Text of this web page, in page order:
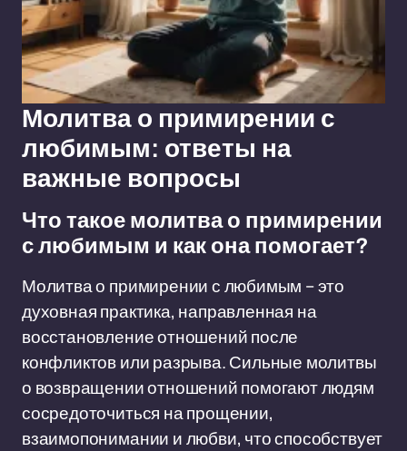
Молитва о примирении с
любимым: ответы на
важные вопросы
Что такое молитва о примирении
с любимым и как она помогает?
Молитва о примирении с любимым – это
духовная практика, направленная на
восстановление отношений после
конфликтов или разрыва. Сильные молитвы
о возвращении отношений помогают людям
сосредоточиться на прощении,
взаимопонимании и любви, что способствует